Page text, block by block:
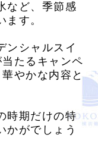
など、季節感
す。
ンシャルスイ
たるキャンペ
やかな内容と
時期だけの特
かがでしょう